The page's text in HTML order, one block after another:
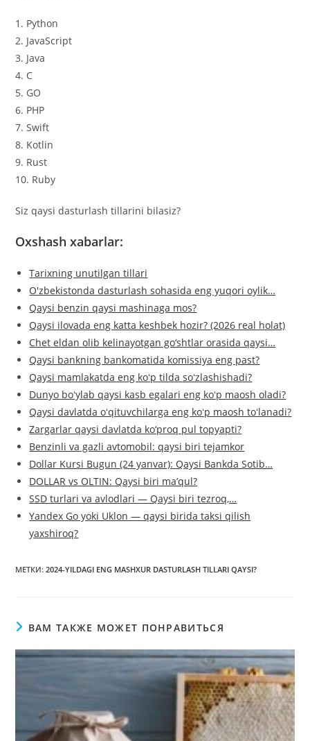
1. Python
2. JavaScript
3. Java
4. C
5. GO
6. PHP
7. Swift
8. Kotlin
9. Rust
10. Ruby
Siz qaysi dasturlash tillarini bilasiz?
Oxshash xabarlar:
Tarixning unutilgan tillari
O'zbekistonda dasturlash sohasida eng yuqori oylik…
Qaysi benzin qaysi mashinaga mos?
Qaysi ilovada eng katta keshbek hozir? (2026 real holat)
Chet eldan olib kelinayotgan go‘shtlar orasida qaysi…
Qaysi bankning bankomatida komissiya eng past?
Qaysi mamlakatda eng koʻp tilda soʻzlashishadi?
Dunyo boʻylab qaysi kasb egalari eng koʻp maosh oladi?
Qaysi davlatda oʻqituvchilarga eng koʻp maosh toʻlanadi?
Zargarlar qaysi davlatda ko‘proq pul topyapti?
Benzinli va gazli avtomobil: qaysi biri tejamkor
Dollar Kursi Bugun (24 yanvar): Qaysi Bankda Sotib…
DOLLAR vs OLTIN: Qaysi biri ma’qul?
SSD turlari va avlodlari — Qaysi biri tezroq,…
Yandex Go yoki Uklon — qaysi birida taksi qilish
yaxshiroq?
МЕТКИ:2024-YILDAGI ENG MASHXUR DASTURLASH TILLARI QAYSI?
ВАМ ТАКЖЕ МОЖЕТ ПОНРАВИТЬСЯ